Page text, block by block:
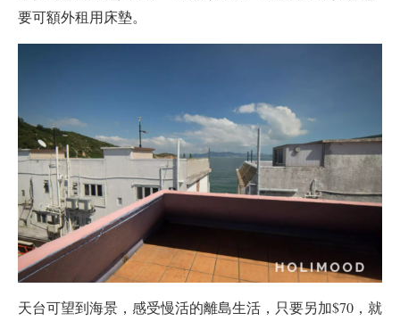
要可額外租用床墊。
天台可望到海景，感受慢活的離島生活，只要另加$70，就